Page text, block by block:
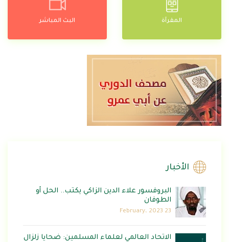
المقرآة البث المباشر
الأخبار
البروفسور علاء الدين الزاكي يكتب.. الحل أو
الطوفان
23 February، 2023
الاتحاد العالمي لعلماء المسلمين: ضحايا زلزال